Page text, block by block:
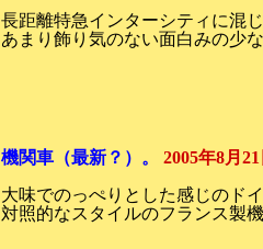
長距離特急インターシティに混
あまり飾り気のない面白みの少
機関車（最新？）。 2005年8月
大味でのっぺりとした感じのド
対照的なスタイルのフランス製